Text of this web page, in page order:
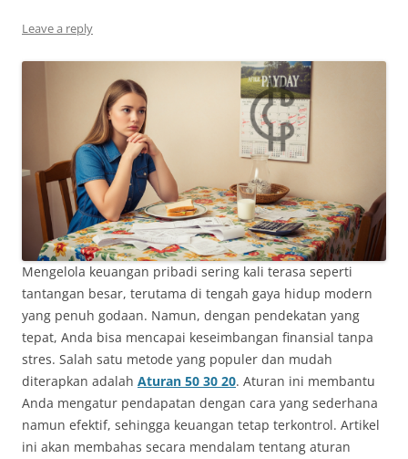
Leave a reply
Mengelola keuangan pribadi sering kali terasa seperti
tantangan besar, terutama di tengah gaya hidup modern
yang penuh godaan. Namun, dengan pendekatan yang
tepat, Anda bisa mencapai keseimbangan finansial tanpa
stres. Salah satu metode yang populer dan mudah
diterapkan adalah Aturan 50 30 20. Aturan ini membantu
Anda mengatur pendapatan dengan cara yang sederhana
namun efektif, sehingga keuangan tetap terkontrol. Artikel
ini akan membahas secara mendalam tentang aturan